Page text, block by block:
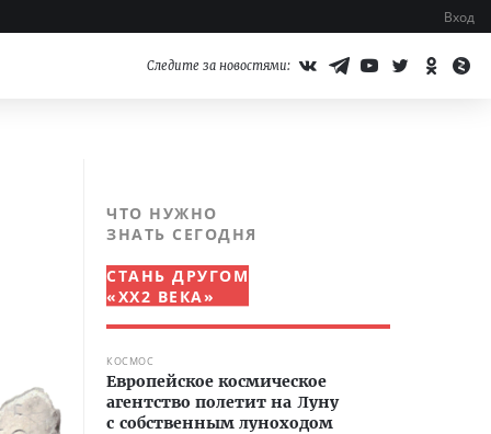
Вход
Следите за новостями:
ЧТО НУЖНО
ЗНАТЬ СЕГОДНЯ
СТАНЬ ДРУГОМ
«XX2 ВЕКА»
КОСМОС
Европейское космическое
агентство полетит на Луну
с собственным луноходом